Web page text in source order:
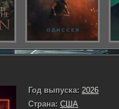
Год выпуска: 2026
Страна: США